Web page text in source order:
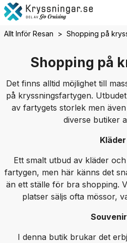
Allt Inför Resan Shopping på
Shopping på
Det finns alltid möjlighet till
på kryssningsfartygen.
av fartygets storlek men
diverse butiker
Kläder
Ett smalt utbud av kläder
fartygen, men här känns det
än ett ställe för bra shopping.
platser säljs ofta mössor,
I denna butik brukar det